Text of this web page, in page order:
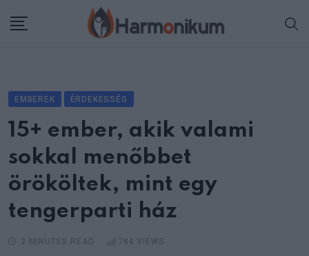
EMBEREK ÉRDEKESSÉG
15+ ember, akik valami
sokkal menőbbet
örököltek, mint egy
tengerparti ház